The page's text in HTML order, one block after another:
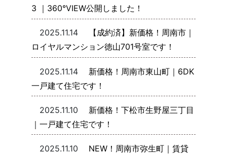
3 ｜360°VIEW公開しました！
2025.11.14
【成約済】新価格！周南市｜
ロイヤルマンション徳山701号室です！
2025.11.14
新価格！周南市東山町｜6DK
一戸建て住宅です！
2025.11.10
新価格！下松市生野屋三丁目
｜一戸建て住宅です！
2025.11.10
NEW！周南市弥生町｜賃貸